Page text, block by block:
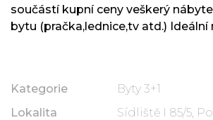
součástí kupní ceny veškerý
bytu (pračka,lednice,tv atd.) Ideální
Kategorie
Byty 3+1
Lokalita
Sídliště I 85/5,